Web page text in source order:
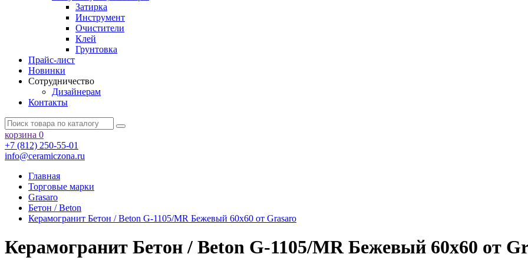
Затирка
Инструмент
Очистители
Клей
Грунтовка
Прайс-лист
Новинки
Сотрудничество
Дизайнерам
Контакты
корзина 0
+7 (812) 250-55-01
info@ceramiczona.ru
Главная
Торговые марки
Grasaro
Бетон / Beton
Керамогранит Бетон / Beton G-1105/MR Бежевый 60х60 от Grasaro
Керамогранит Бетон / Beton G-1105/MR Бежевый 60х60 от